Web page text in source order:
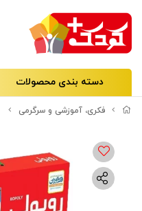
دسته بندی محصولات
فکری، آموزشی و سرگرمی